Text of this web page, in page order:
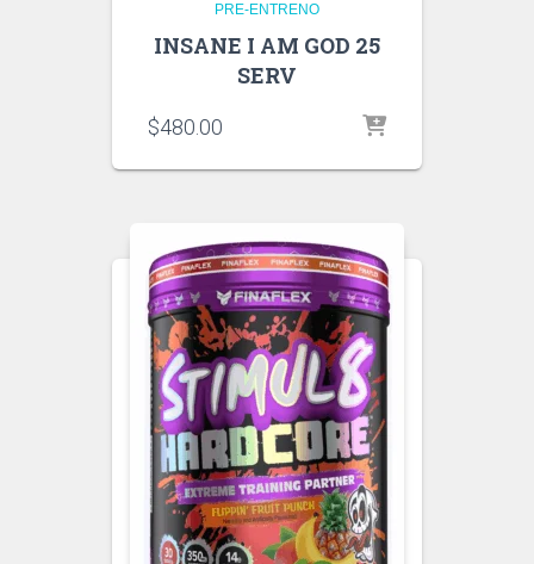
PRE-ENTRENO
INSANE I AM GOD 25
SERV
$480.00